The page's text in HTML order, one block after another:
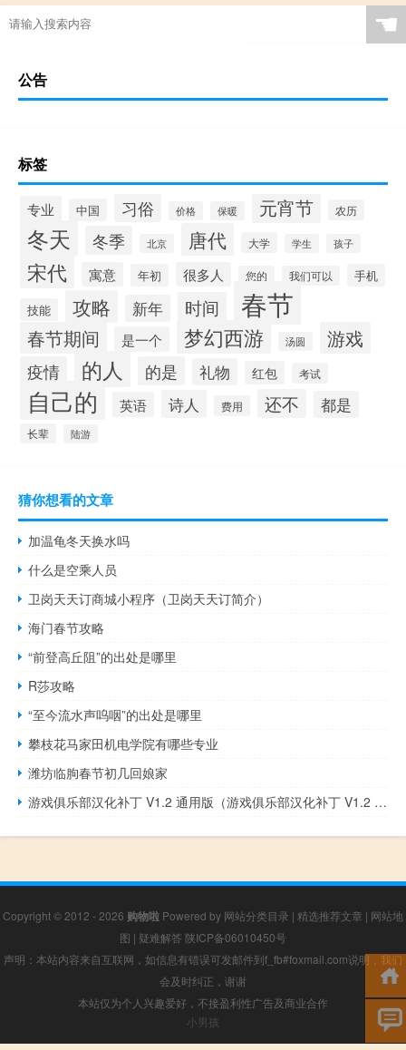
☚
公告
标签
专业 中国 习俗 价格 保暖 元宵节 农历
冬天 冬季 北京 唐代 大学 学生 孩子
宋代 寓意 年初 很多人 您的 我们可以
手机
技能
攻略 新年 时间 春节
春节期间 是一个 梦幻西游 汤圆 游戏
疫情 的人 的是 礼物 红包 考试
自己的 英语 诗人 费用 还不 都是
长辈 陆游
猜你想看的文章
加温龟冬天换水吗
什么是空乘人员
卫岗天天订商城小程序（卫岗天天订简介）
海门春节攻略
“前登高丘阻”的出处是哪里
R莎攻略
“至今流水声呜咽”的出处是哪里
攀枝花马家田机电学院有哪些专业
潍坊临朐春节初几回娘家
游戏俱乐部汉化补丁 V1.2 通用版（游戏俱乐部汉化补丁 V1.2 通用版功能简介）
Copyright © 2012 - 2026 购物啦 Powered by 网站分类目录 | 精选推荐文章 | 网站地
图 | 疑难解答 陕ICP备06010450号
声明：本站内容来自互联网，如信息有错误可发邮件到f_fb#foxmail.com说明，我们
会及时纠正，谢谢
本站仅为个人兴趣爱好，不接盈利性广告及商业合作
小男孩